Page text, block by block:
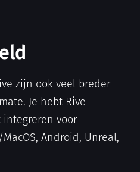
zijn ook veel breder
Je hebt Rive
integreren voor
Android, Unreal,